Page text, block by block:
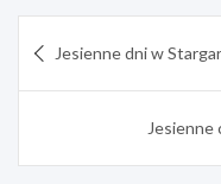
wpisu
Jesienne dni w
Jesienne